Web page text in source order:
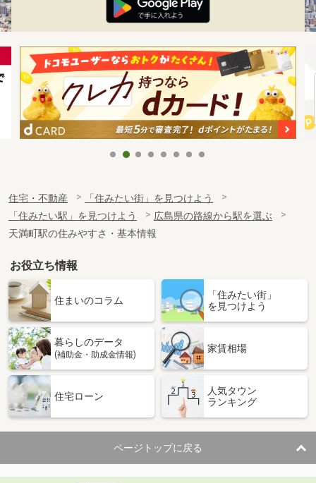
住宅・不動産
「住みたい街」を見つけよう
「住みたい駅」を見つけよう
広島県の路線から駅を選ぶ
天満町駅の住みやすさ・基本情報
お役立ち情報
住まいのコラム
「住みたい街」
を見つけよう
暮らしのデータ
(補助金・助成金情報)
家賃相場
住宅ローン
人気タウン
ランキング
ページトップに戻る